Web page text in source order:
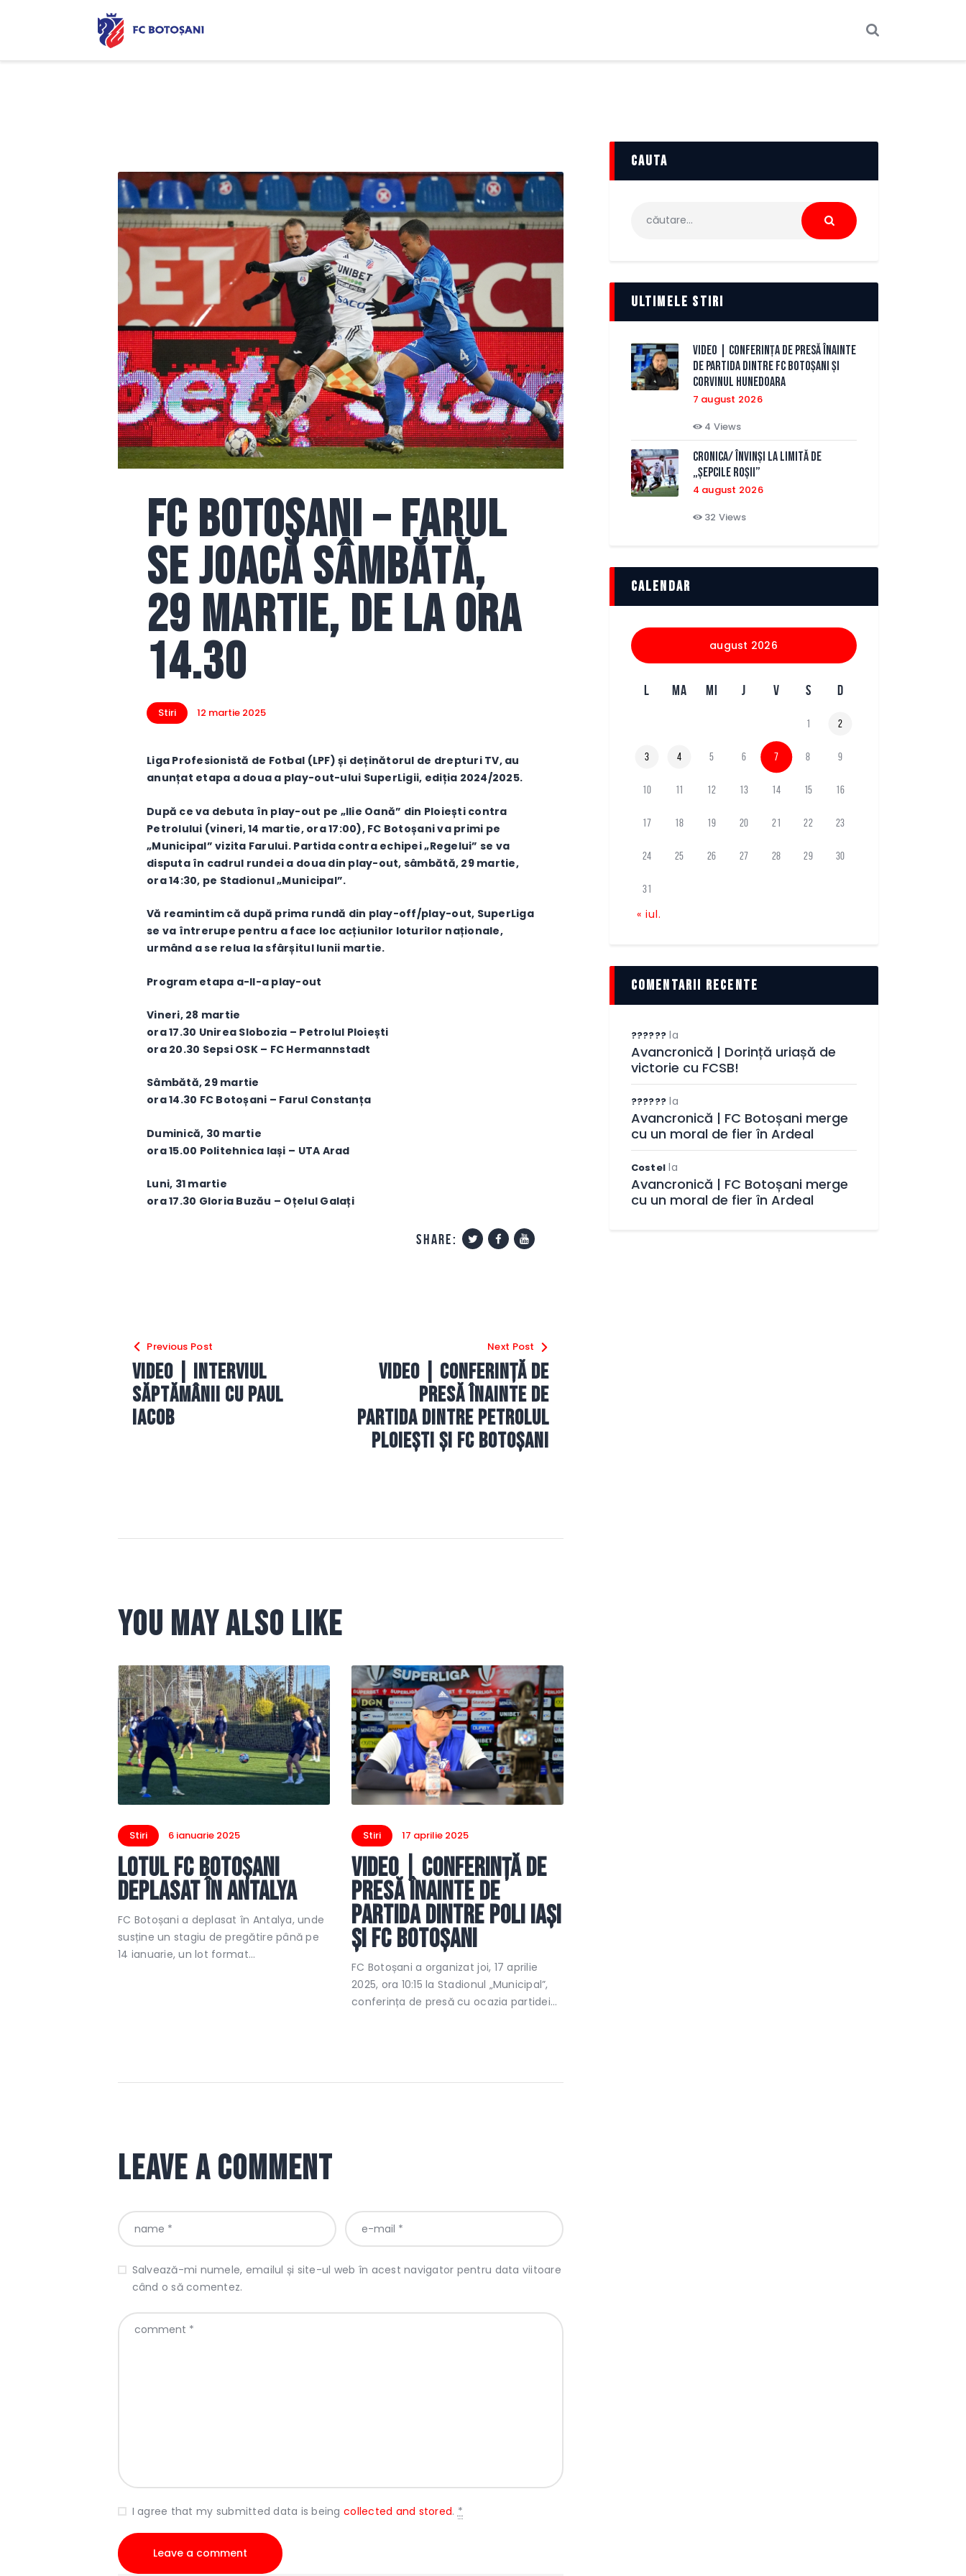
Stiri
FC Botoșani – Farul
se joacă sâmbătă,
29 martie, de la ora
14.30
Stiri 12 martie 2025
Liga Profesionistă de Fotbal (LPF) și deținătorul de drepturi TV, au
anunțat etapa a doua a play-out-ului SuperLigii, ediția 2024/2025.
După ce va debuta în play-out pe „Ilie Oană” din Ploiești contra
Petrolului (vineri, 14 martie, ora 17:00), FC Botoșani va primi pe
„Municipal” vizita Farului. Partida contra echipei „Regelui” se va
disputa în cadrul rundei a doua din play-out, sâmbătă, 29 martie,
ora 14:30, pe Stadionul „Municipal”.
Vă reamintim că după prima rundă din play-off/play-out, SuperLiga
se va întrerupe pentru a face loc acțiunilor loturilor naționale,
urmând a se relua la sfârșitul lunii martie.
Program etapa a-II-a play-out
Vineri, 28 martie
ora 17.30 Unirea Slobozia – Petrolul Ploiești
ora 20.30 Sepsi OSK – FC Hermannstadt
Sâmbătă, 29 martie
ora 14.30 FC Botoșani – Farul Constanța
Duminică, 30 martie
ora 15.00 Politehnica Iași – UTA Arad
Luni, 31 martie
ora 17.30 Gloria Buzău – Oțelul Galați
share:
Navigare
în
articole
Previous Post
VIDEO | Interviul
săptămânii cu Paul
Iacob
Next Post
VIDEO | Conferință de
presă înainte de
partida dintre Petrolul
Ploiești și FC Botoșani
You May Also Like
Stiri 6 ianuarie 2025
Lotul FC Botoșani
deplasat în Antalya
FC Botoșani a deplasat în Antalya, unde
susține un stagiu de pregătire până pe
14 ianuarie, un lot format…
Stiri 17 aprilie 2025
VIDEO | Conferință de
presă înainte de
partida dintre Poli Iași
și FC Botoșani
FC Botoșani a organizat joi, 17 aprilie
2025, ora 10:15 la Stadionul „Municipal”,
conferința de presă cu ocazia partidei…
Leave a comment
Salvează-mi numele, emailul și site-ul web în acest navigator pentru data viitoare
când o să comentez.
I agree that my submitted data is being collected and stored. *
cauta
după:
Ultimele stiri
VIDEO | Conferința de presă înainte
de partida dintre FC Botoșani și
Corvinul Hunedoara
7 august 2026
4 Views
CRONICA/ Învinși la limită de
„Șepcile Roșii”
4 august 2026
32 Views
Calendar
august 2026
L MA MI J V S D
1 2
3 4 5 6 7 8 9
10 11 12 13 14 15 16
17 18 19 20 21 22 23
24 25 26 27 28 29 30
31
« iul.
comentarii recente
?????? la
Avancronică | Dorință uriașă de
victorie cu FCSB!
?????? la
Avancronică | FC Botoșani merge
cu un moral de fier în Ardeal
Costel la
Avancronică | FC Botoșani merge
cu un moral de fier în Ardeal